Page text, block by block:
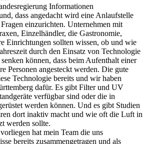
Informationen
dass angedacht wird eine Anlaufstelle
einzurichten. Unternehmen mit
Einzelhändler, die Gastronomie,
Einrichtungen sollten wissen, ob und wie
durch den Einsatz von Technologie
können, dass beim Aufenthalt einer
Personen angesteckt werden. Die gute
Technologie bereits und wir haben
dafür. Es gibt Filter und UV
verfügbar sind oder die in
werden können. Und es gibt Studien
dort inaktiv macht und wie oft die Luft in
werden sollte.
hat mein Team die uns
bereits zusammengetragen und als